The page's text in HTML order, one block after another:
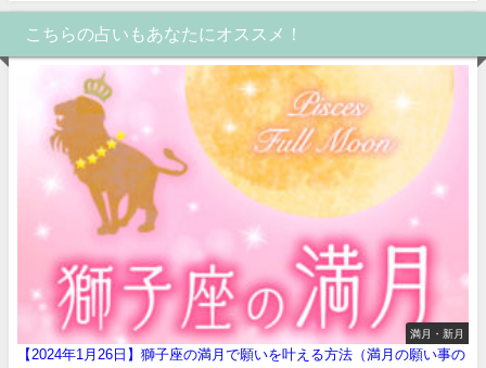
こちらの占いもあなたにオススメ！
満月・新月
【2024年1月26日】獅子座の満月で願いを叶える方法（満月の願い事の